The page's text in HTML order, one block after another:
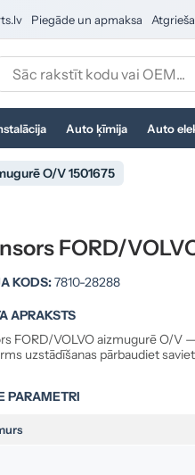
Piegāde un apmaksa
Auto ķīmija Auto
O/V 1501675
FORD/
KODS:7810-28288
APRAKSTS
FORD/VOLVO aizmugurē O/V
uzstādīšanas pārbaudiet
PARAMETRI